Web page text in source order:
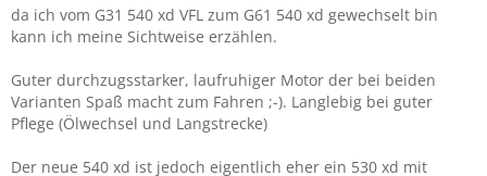
da ich vom G31 540 xd VFL zum G61 540 xd gewechselt bin
kann ich meine Sichtweise erzählen.
Guter durchzugsstarker, laufruhiger Motor der bei beiden
Varianten Spaß macht zum Fahren ;-). Langlebig bei guter
Pflege (Ölwechsel und Langstrecke)
Der neue 540 xd ist jedoch eigentlich eher ein 530 xd mit